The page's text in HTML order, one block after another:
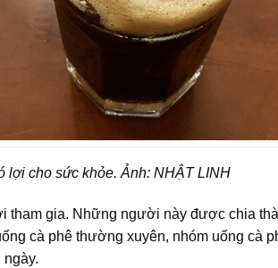
lợi cho sức khỏe. Ảnh: NHẬT LINH
tham gia. Những người này được chia
cà phê thường xuyên, nhóm uống cà